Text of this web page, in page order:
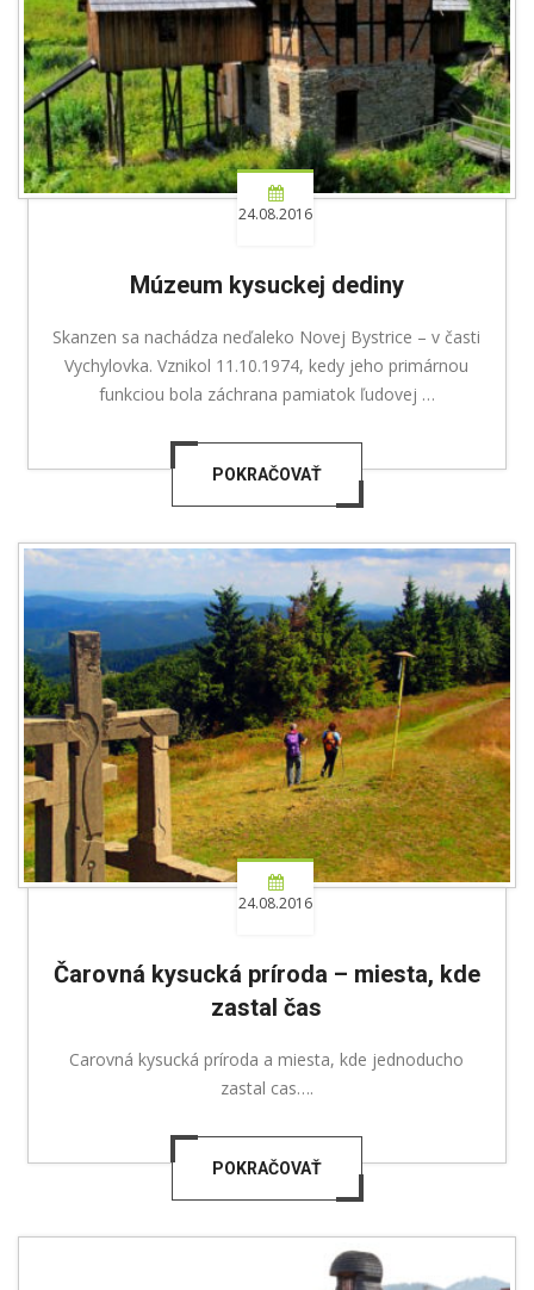
24.08.2016
Múzeum kysuckej dediny
Skanzen sa nachádza neďaleko Novej Bystrice – v časti
Vychylovka. Vznikol 11.10.1974, kedy jeho primárnou
funkciou bola záchrana pamiatok ľudovej …
POKRAČOVAŤ
24.08.2016
Čarovná kysucká príroda – miesta, kde
zastal čas
Carovná kysucká príroda a miesta, kde jednoducho
zastal cas….
POKRAČOVAŤ